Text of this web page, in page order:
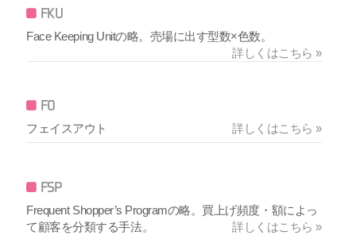
FKU
Face Keeping Unitの略。売場に出す型数×色数。
詳しくはこちら »
FO
フェイスアウト 詳しくはこちら »
FSP
Frequent Shopper’s Programの略。買上げ頻度・額によっ
て顧客を分類する手法。
詳しくはこちら »